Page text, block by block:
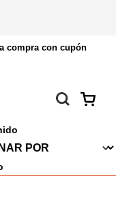
compra con cupón